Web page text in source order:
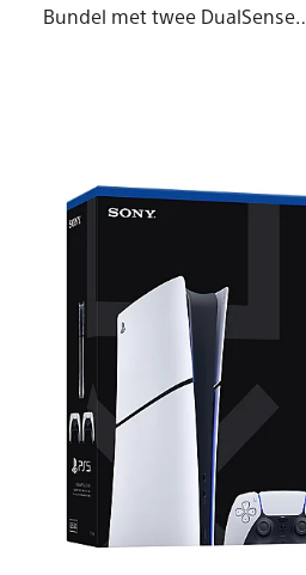
Bundel met twee DualSense®